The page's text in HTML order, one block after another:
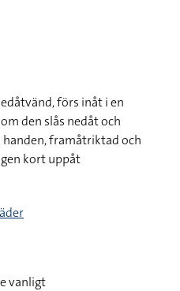
förs inåt i en
den slås nedåt och
framåtriktad och
kort uppåt
vanligt